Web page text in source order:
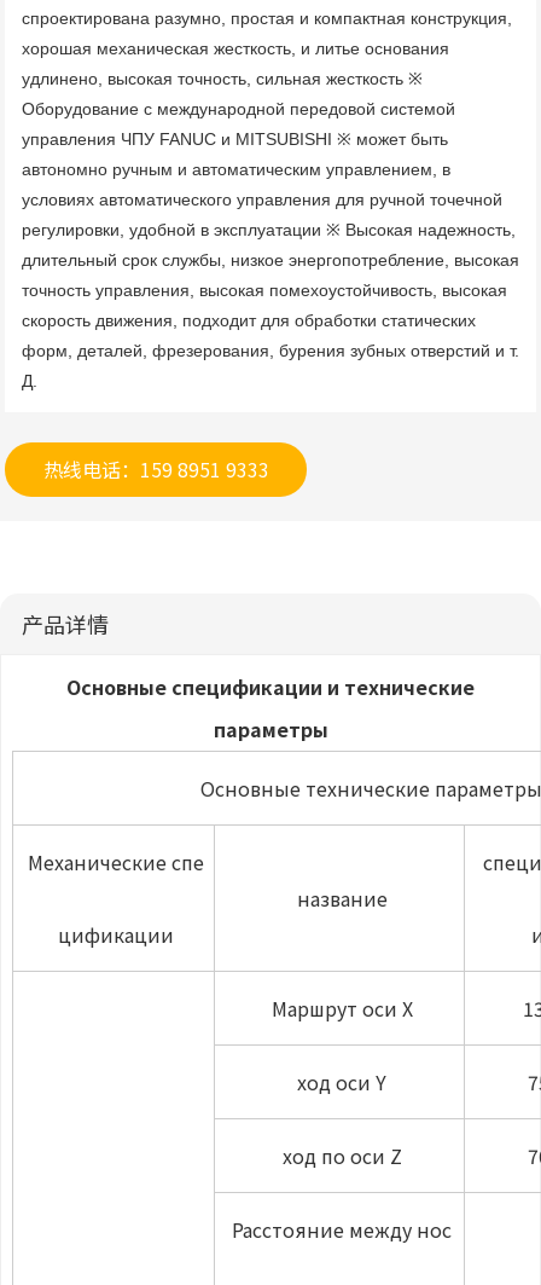
спроектирована разумно, простая и компактная конструкция,
хорошая механическая жесткость, и литье основания
удлинено, высокая точность, сильная жесткость ※
Оборудование с международной передовой системой
управления ЧПУ FANUC и MITSUBISHI ※ может быть
автономно ручным и автоматическим управлением, в
условиях автоматического управления для ручной точечной
регулировки, удобной в эксплуатации ※ Высокая надежность,
длительный срок службы, низкое энергопотребление, высокая
точность управления, высокая помехоустойчивость, высокая
скорость движения, подходит для обработки статических
форм, деталей, фрезерования, бурения зубных отверстий и т.
Д.
热线电话：159 8951 9333
产品详情
Основные спецификации и технические
параметры
Основные технические
Механические спе
цификации
название
Маршрут оси X
ход оси Y
ход по оси Z
Расстояние между нос